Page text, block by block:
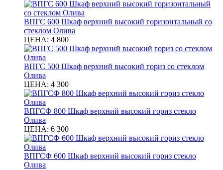
ВПГС 600 Шкаф верхний высокий горизонтальный со
стеклом Олива
ЦЕНА: 4 800
ВПГС 500 Шкаф верхний высокий гориз со стеклом
Олива
ЦЕНА: 4 300
ВПГСФ 800 Шкаф верхний высокий гориз стекло
Олива
ЦЕНА: 6 300
ВПГСФ 600 Шкаф верхний высокий гориз стекло
Олива